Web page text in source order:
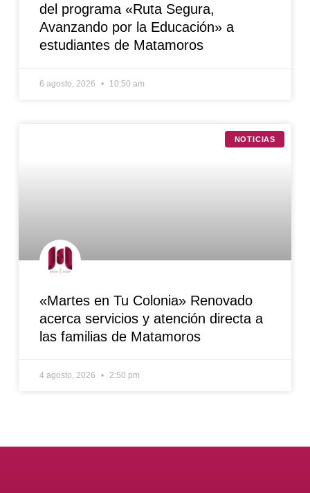
del programa «Ruta Segura,
Avanzando por la Educación» a
estudiantes de Matamoros
6 agosto, 2026 10:50 am
NOTICIAS
«Martes en Tu Colonia» Renovado
acerca servicios y atención directa a
las familias de Matamoros
4 agosto, 2026 2:50 pm